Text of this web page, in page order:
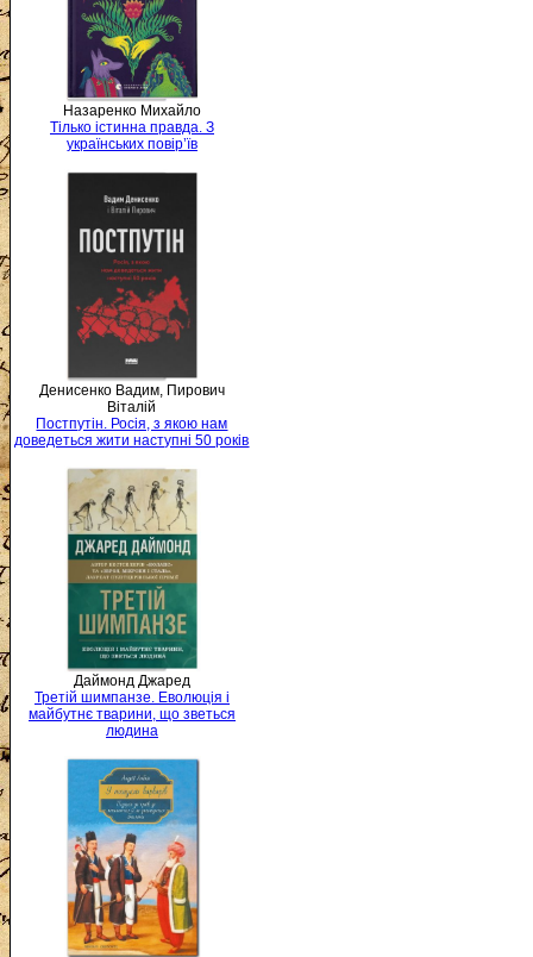
Назаренко Михайло
Тілько істинна правда. З
українських повір’їв
Денисенко Вадим, Пирович
Віталій
Постпутін. Росія, з якою нам
доведеться жити наступні 50 років
Даймонд Джаред
Третій шимпанзе. Еволюція і
майбутнє тварини, що зветься
людина